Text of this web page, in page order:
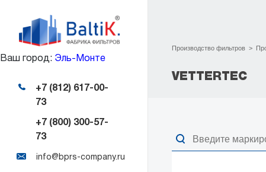
Ваш город: Эль-Монте
+7 (812) 617-00-
73
+7 (800) 300-57-
73
info@bprs-company.ru
Производство фильтров >
VETTERTEC